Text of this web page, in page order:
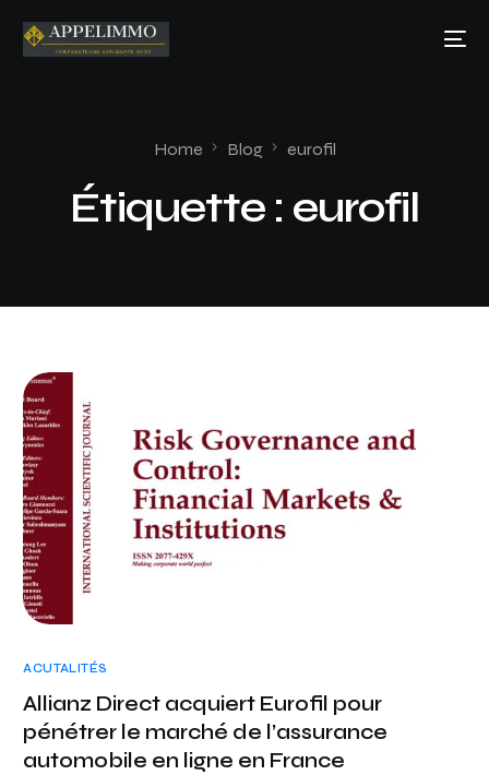
Home Blog eurofil
Étiquette : eurofil
ACUTALITÉS
Allianz Direct acquiert Eurofil pour
pénétrer le marché de l’assurance
automobile en ligne en France